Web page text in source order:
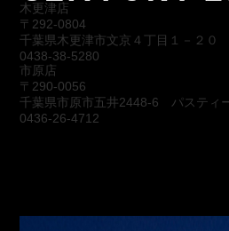
木更津店
〒292-0804
千葉県木更津市文京４丁目１－２０
0438-38-5280
市原店
〒290-0056
千葉県市原市五井2448-6 パスティ
0436-26-4712